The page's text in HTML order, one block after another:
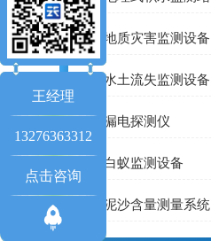
地质灾害监测设备
水土流失监测设备
漏电探测仪
白蚁监测设备
泥沙含量测量系统
王经理
13276363312
点击咨询